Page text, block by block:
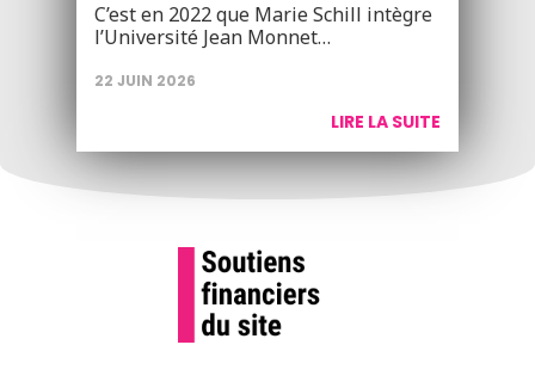
C’est en 2022 que Marie Schill intègre
l’Université Jean Monnet…
22 JUIN 2026
LIRE LA SUITE